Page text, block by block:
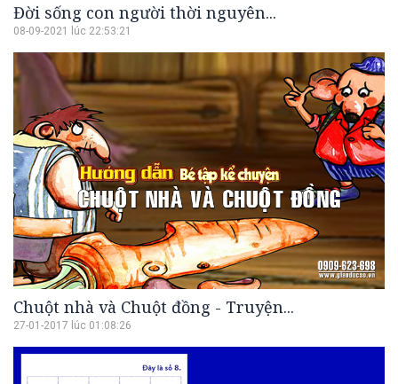
Đời sống con người thời nguyên...
08-09-2021 lúc 22:53:21
Chuột nhà và Chuột đồng - Truyện...
27-01-2017 lúc 01:08:26